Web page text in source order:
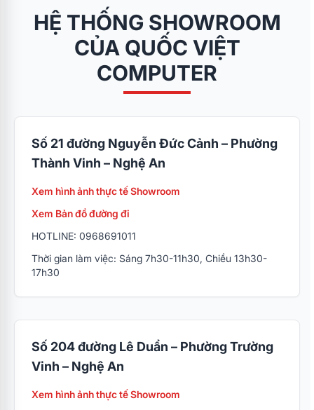
HỆ THỐNG SHOWROOM
CỦA QUỐC VIỆT
COMPUTER
Số 21 đường Nguyễn Đức Cảnh – Phường
Thành Vinh – Nghệ An
Xem hình ảnh thực tế Showroom
Xem Bản đồ đường đi
HOTLINE: 0968691011
Thời gian làm việc: Sáng 7h30-11h30, Chiều 13h30-
17h30
Số 204 đường Lê Duẩn – Phường Trường
Vinh – Nghệ An
Xem hình ảnh thực tế Showroom